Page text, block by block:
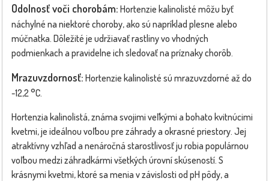
Odolnosť voči chorobám: Hortenzie kalinolisté môžu byť
náchylné na niektoré choroby, ako sú napríklad plesne alebo
múčnatka. Dôležité je udržiavať rastliny vo vhodných
podmienkach a pravidelne ich sledovať na príznaky chorôb.
Mrazuvzdornosť: Hortenzie kalinolisté sú mrazuvzdorné až do
-12,2 °C.
Hortenzia kalinolistá, známa svojimi veľkými a bohato kvitnúcimi
kvetmi, je ideálnou voľbou pre záhrady a okrasné priestory. Jej
atraktívny vzhľad a nenáročná starostlivosť ju robia populárnou
voľbou medzi záhradkármi všetkých úrovní skúseností. S
krásnymi kvetmi, ktoré sa menia v závislosti od pH pôdy, a